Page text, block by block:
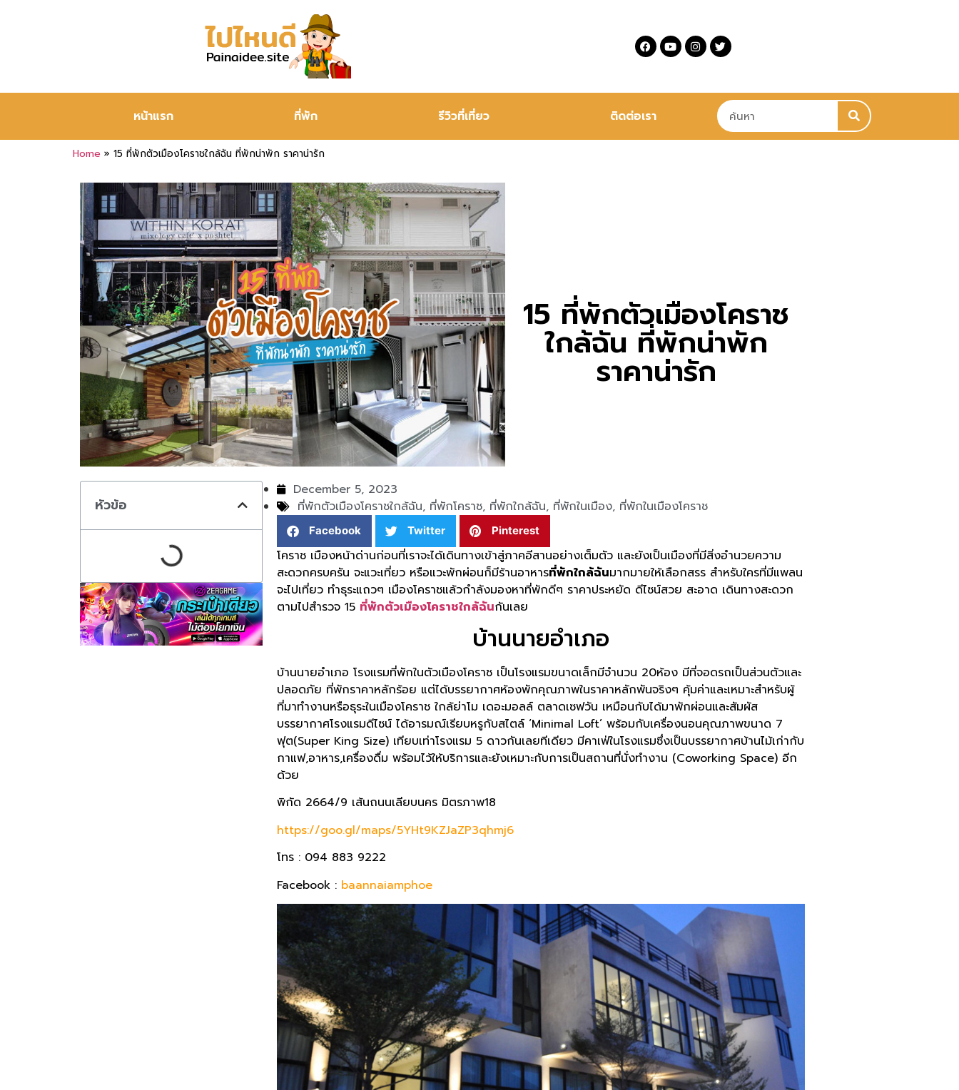
หน้าแรก ที่พัก รีวิวที่เที่ยว ติดต่อเรา
Home » 15 ที่พักตัวเมืองโคราชใกล้ฉัน ที่พักน่าพัก ราคาน่ารัก
15 ที่พักตัวเมืองโคราช
ใกล้ฉัน ที่พักน่าพัก
ราคาน่ารัก
หัวข้อ
December 5, 2023
ที่พักตัวเมืองโคราชใกล้ฉัน, ที่พักโคราช, ที่พักใกล้ฉัน, ที่พักในเมือง, ที่พักในเมืองโคราช
Facebook Twitter Pinterest
โคราช เมืองหน้าด่านก่อนที่เราจะได้เดินทางเข้าสู่ภาคอีสานอย่างเต็มตัว และยังเป็นเมืองที่มีสิ่งอำนวยความ
สะดวกครบครัน จะแวะเที่ยว หรือแวะพักผ่อนก็มีร้านอาหารที่พักใกล้ฉันมากมายให้เลือกสรร สำหรับใครที่มีแพลน
จะไปเที่ยว ทำธุระแถวๆ เมืองโคราชแล้วกำลังมองหาที่พักดีๆ ราคาประหยัด ดีไซน์สวย สะอาด เดินทางสะดวก
ตามไปสำรวจ 15 ที่พักตัวเมืองโคราชใกล้ฉันกันเลย
บ้านนายอำเภอ
บ้านนายอำเภอ โรงแรมที่พักในตัวเมืองโคราช เป็นโรงแรมขนาดเล็กมีจำนวน 20ห้อง มีที่จอดรถเป็นส่วนตัวและ
ปลอดภัย ที่พักราคาหลักร้อย แต่ได้บรรยากาศห้องพักคุณภาพในราคาหลักพันจริงๆ คุ้มค่าและเหมาะสำหรับผู้
ที่มาทำงานหรือธุระในเมืองโคราช ใกล้ย่าโม เดอะมอลล์ ตลาดเซฟวัน เหมือนกับได้มาพักผ่อนและสัมผัส
บรรยากาศโรงแรมดีไซน์ ได้อารมณ์เรียบหรูกับสไตล์ ‘Minimal Loft’ พร้อมกับเครื่องนอนคุณภาพขนาด 7
ฟุต(Super King Size) เทียบเท่าโรงแรม 5 ดาวกันเลยทีเดียว มีคาเฟ่ในโรงแรมซึ่งเป็นบรรยากาศบ้านไม้เก่ากับ
กาแฟ,อาหาร,เครื่องดื่ม พร้อมไว้ให้บริการและยังเหมาะกับการเป็นสถานที่นั่งทำงาน (Coworking Space) อีก
ด้วย
พิกัด 2664/9 เส้นถนนเลียบนคร มิตรภาพ18
https://goo.gl/maps/5YHt9KZJaZP3qhmj6
โทร : 094 883 9222
Facebook : baannaiamphoe